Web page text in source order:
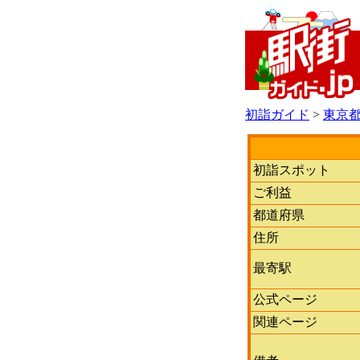
初詣ガイド > 東京
初詣スポット
ご利益
都道府県
住所
最寄駅
公式ページ
関連ページ